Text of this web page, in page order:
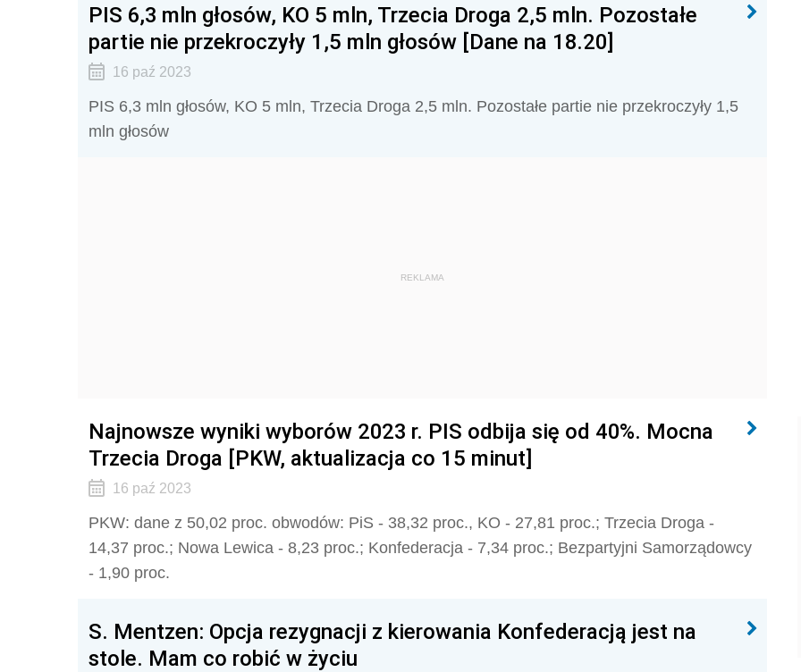
PIS 6,3 mln głosów, KO 5 mln, Trzecia Droga 2,5 mln. Pozostałe
partie nie przekroczyły 1,5 mln głosów [Dane na 18.20]
16 paź 2023
PIS 6,3 mln głosów, KO 5 mln, Trzecia Droga 2,5 mln. Pozostałe partie nie przekroczyły 1,5
mln głosów
REKLAMA
Najnowsze wyniki wyborów 2023 r. PIS odbija się od 40%. Mocna
Trzecia Droga [PKW, aktualizacja co 15 minut]
16 paź 2023
PKW: dane z 50,02 proc. obwodów: PiS - 38,32 proc., KO - 27,81 proc.; Trzecia Droga -
14,37 proc.; Nowa Lewica - 8,23 proc.; Konfederacja - 7,34 proc.; Bezpartyjni Samorządowcy
- 1,90 proc.
S. Mentzen: Opcja rezygnacji z kierowania Konfederacją jest na
stole. Mam co robić w życiu